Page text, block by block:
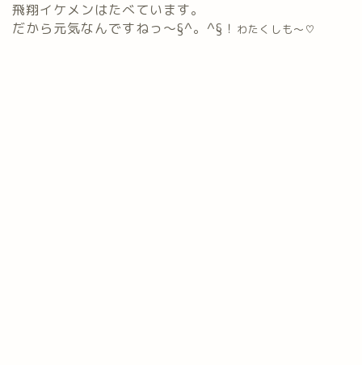
飛翔イケメンはたべています。
だから元気なんですねっ～§^。^§！ わたくしも～♡